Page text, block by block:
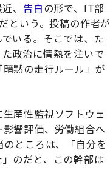
、 告白の形で、IT部
という。投稿の作者が
いる。そこでは、た
政治に情熱を注いで
黙の走行ルール」が
産性監視ソフトウェ
響評価、労働組合へ
ところは、「自分を
のだと、この幹部は